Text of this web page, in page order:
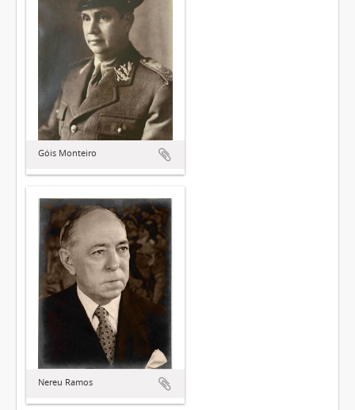
Góis Monteiro
Nereu Ramos